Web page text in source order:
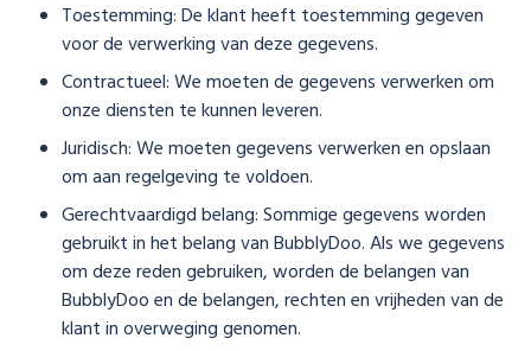
Toestemming: De klant heeft toestemming gegeven
voor de verwerking van deze gegevens.
Contractueel: We moeten de gegevens verwerken om
onze diensten te kunnen leveren.
Juridisch: We moeten gegevens verwerken en opslaan
om aan regelgeving te voldoen.
Gerechtvaardigd belang: Sommige gegevens worden
gebruikt in het belang van BubblyDoo. Als we gegevens
om deze reden gebruiken, worden de belangen van
BubblyDoo en de belangen, rechten en vrijheden van de
klant in overweging genomen.